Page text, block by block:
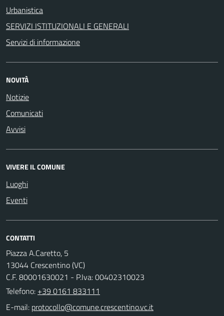
Urbanistica
SERVIZI ISTITUZIONALI E GENERALI
Servizi di informazione
NOVITÀ
Notizie
Comunicati
Avvisi
VIVERE IL COMUNE
Luoghi
Eventi
CONTATTI
Piazza A.Caretto, 5
13044 Crescentino (VC)
C.F. 80001630021 - P.Iva: 00402310023
Telefono: +39 0161 833111
E-mail: